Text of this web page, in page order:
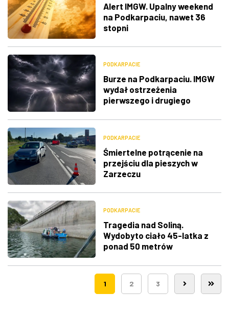
Alert IMGW. Upalny weekend
na Podkarpaciu, nawet 36
stopni
PODKARPACIE
Burze na Podkarpaciu. IMGW
wydał ostrzeżenia
pierwszego i drugiego
PODKARPACIE
Śmiertelne potrącenie na
przejściu dla pieszych w
Zarzeczu
PODKARPACIE
Tragedia nad Soliną.
Wydobyto ciało 45-latka z
ponad 50 metrów
1 2 3